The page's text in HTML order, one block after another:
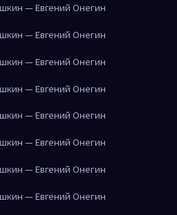
— Евгений Онегин
— Евгений Онегин
— Евгений Онегин
— Евгений Онегин
— Евгений Онегин
— Евгений Онегин
— Евгений Онегин
— Евгений Онегин